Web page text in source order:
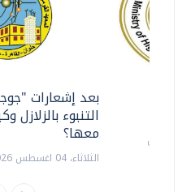
بعد إشعارات
التنبوء بالزلازل
معها؟
الثلاثاء، 04 اغسطس 2026 04:04 م